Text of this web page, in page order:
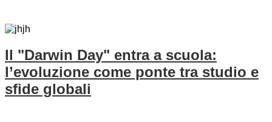
Il "Darwin Day" entra a scuola:
l’evoluzione come ponte tra studio e
sfide globali